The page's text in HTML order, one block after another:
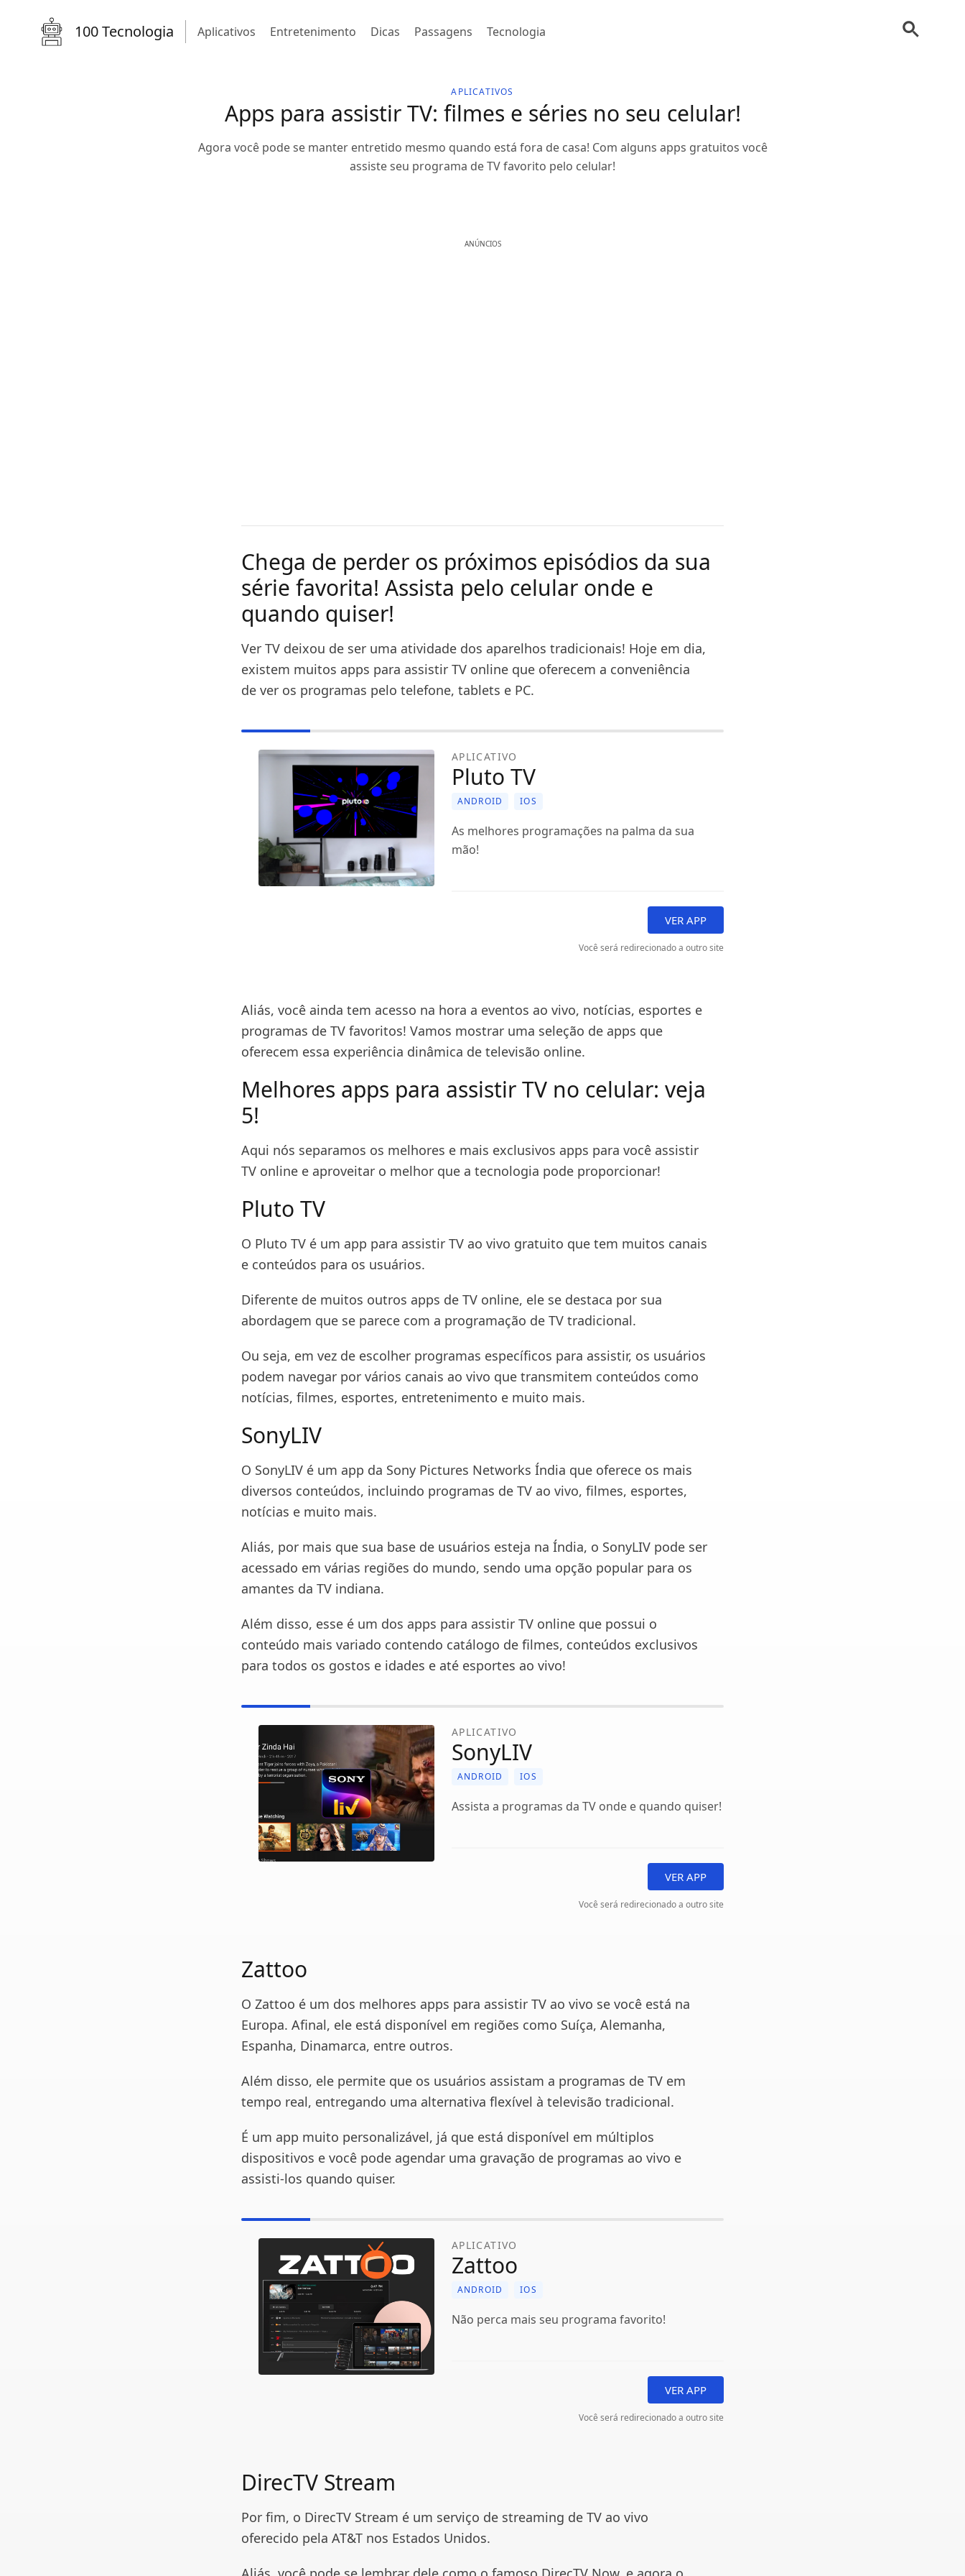
100 Tecnologia Aplicativos Entretenimento Dicas Passagens Tecnologia
APLICATIVOS
Apps para assistir TV: filmes e séries no seu celular!
Agora você pode se manter entretido mesmo quando está fora de casa! Com alguns apps gratuitos você
assiste seu programa de TV favorito pelo celular!
ANÚNCIOS
Chega de perder os próximos episódios da sua
série favorita! Assista pelo celular onde e
quando quiser!
Ver TV deixou de ser uma atividade dos aparelhos tradicionais! Hoje em dia,
existem muitos apps para assistir TV online que oferecem a conveniência
de ver os programas pelo telefone, tablets e PC.
APLICATIVO
Pluto TV
ANDROID IOS
As melhores programações na palma da sua
mão!
VER APP
Você será redirecionado a outro site
Aliás, você ainda tem acesso na hora a eventos ao vivo, notícias, esportes e
programas de TV favoritos! Vamos mostrar uma seleção de apps que
oferecem essa experiência dinâmica de televisão online.
Melhores apps para assistir TV no celular: veja
5!
Aqui nós separamos os melhores e mais exclusivos apps para você assistir
TV online e aproveitar o melhor que a tecnologia pode proporcionar!
Pluto TV
O Pluto TV é um app para assistir TV ao vivo gratuito que tem muitos canais
e conteúdos para os usuários.
Diferente de muitos outros apps de TV online, ele se destaca por sua
abordagem que se parece com a programação de TV tradicional.
Ou seja, em vez de escolher programas específicos para assistir, os usuários
podem navegar por vários canais ao vivo que transmitem conteúdos como
notícias, filmes, esportes, entretenimento e muito mais.
SonyLIV
O SonyLIV é um app da Sony Pictures Networks Índia que oferece os mais
diversos conteúdos, incluindo programas de TV ao vivo, filmes, esportes,
notícias e muito mais.
Aliás, por mais que sua base de usuários esteja na Índia, o SonyLIV pode ser
acessado em várias regiões do mundo, sendo uma opção popular para os
amantes da TV indiana.
Além disso, esse é um dos apps para assistir TV online que possui o
conteúdo mais variado contendo catálogo de filmes, conteúdos exclusivos
para todos os gostos e idades e até esportes ao vivo!
APLICATIVO
SonyLIV
ANDROID IOS
Assista a programas da TV onde e quando quiser!
VER APP
Você será redirecionado a outro site
Zattoo
O Zattoo é um dos melhores apps para assistir TV ao vivo se você está na
Europa. Afinal, ele está disponível em regiões como Suíça, Alemanha,
Espanha, Dinamarca, entre outros.
Além disso, ele permite que os usuários assistam a programas de TV em
tempo real, entregando uma alternativa flexível à televisão tradicional.
É um app muito personalizável, já que está disponível em múltiplos
dispositivos e você pode agendar uma gravação de programas ao vivo e
assisti-los quando quiser.
APLICATIVO
Zattoo
ANDROID IOS
Não perca mais seu programa favorito!
VER APP
Você será redirecionado a outro site
DirecTV Stream
Por fim, o DirecTV Stream é um serviço de streaming de TV ao vivo
oferecido pela AT&T nos Estados Unidos.